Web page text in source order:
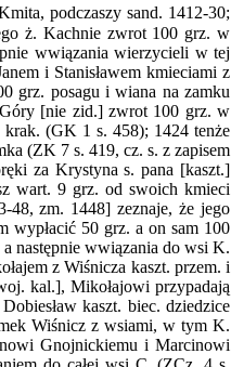
podczaszy sand. 1412-30;
ż. Kachnie zwrot 100 grz. w
wwiązania wierzycieli w tej
i Stanisławem kmieciami z
grz. posagu i wiana na zamku
[nie zid.] zwrot 100 grz. w
(GK 1 s. 458); 1424 tenże
(ZK 7 s. 419, cz. s. z zapisem
za Krystyna s. pana [kaszt.]
wart. 9 grz. od swoich kmieci
48, zm. 1448] zeznaje, że jego
wypłacić 50 grz. a on sam 100
następnie wwiązania do wsi K.
z Wiśnicza kaszt. przem. i
kal.], Mikołajowi przypadają
kaszt. biec. dziedzice
Wiśnicz z wsiami, w tym K.
Gnojnickiemu i Marcinowi